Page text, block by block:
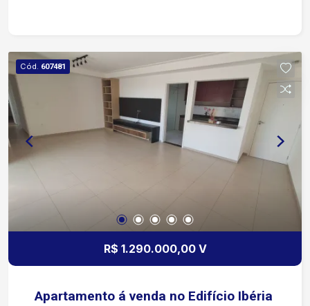
lavanderia e armários. O imóvel dispõe ainda de
banheiro social, lavabo e 2 vagas de garagem
Cód. 607481
R$ 1.290.000,00 V
Apartamento á venda no Edifício Ibéria